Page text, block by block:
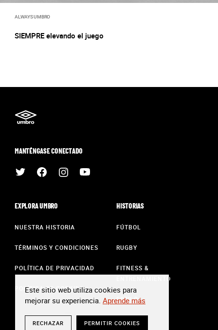
ALWAYS UMBRO
SIEMPRE elevando el juego
MANTÉNGASE CONECTADO
EXPLORA UMBRO
NUESTRA HISTORIA
TÉRMINOS Y CONDICIONES
POLÍTICA DE PRIVACIDAD
POLÍTICA DE COOKIES
HISTORIAS
FÚTBOL
RUGBY
FITNESS &
ENTRENAMIENTO
ESTILO
Este sitio web utiliza cookies para
mejorar su experiencia. Aprende más
RECHAZAR PERMITIR COOKIES